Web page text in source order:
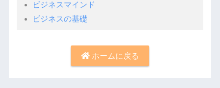
ビジネスマインド
ビジネスの基礎
ホームに戻る